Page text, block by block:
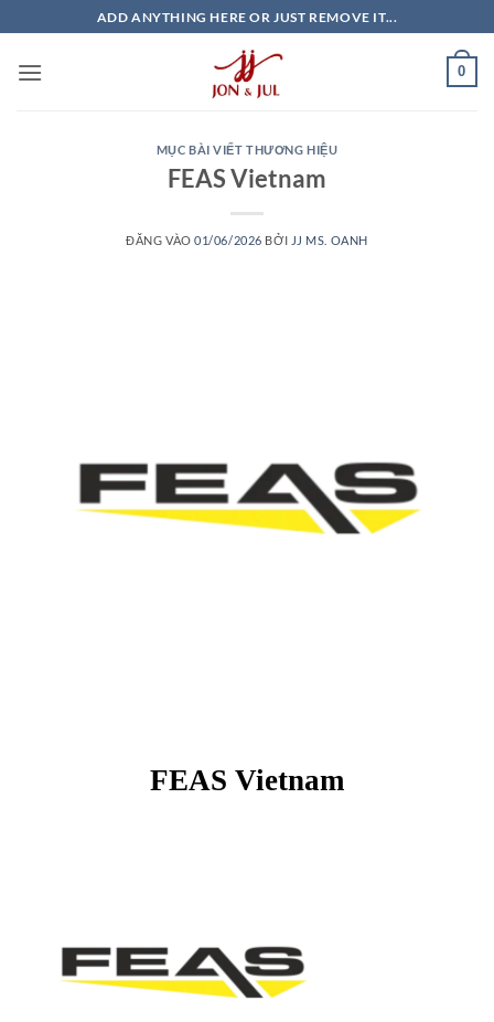
qua
nội
ADD ANYTHING HERE OR JUST REMOVE IT...
0
MỤC BÀI VIẾT THƯƠNG HIỆU
FEAS Vietnam
ĐĂNG VÀO01/06/2026 BỞI JJ MS. OANH
FEAS Vietnam